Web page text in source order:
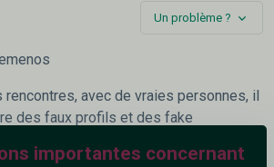
importantes concernant
Un problème ?
rencontres, avec de vraies personnes, il
des faux profils et des fake